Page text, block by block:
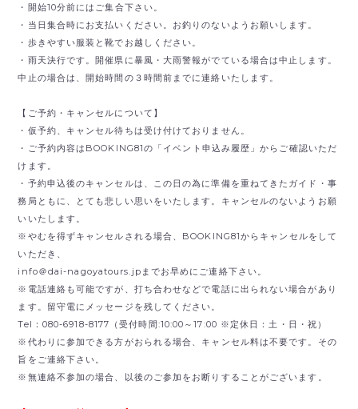
・開始10分前にはご集合下さい。
・当日集合時にお支払いください。お釣りのないようお願いします。
・歩きやすい服装と靴でお越しください。
・雨天決行です。開催県に暴風・大雨警報がでている場合は中止します。
中止の場合は、開始時間の３時間前までに連絡いたします。
【ご予約・キャンセルについて】
・仮予約、キャンセル待ちは受け付けておりません。
・ご予約内容はBOOKING81の「イベント申込み履歴」からご確認いただ
けます。
・予約申込後のキャンセルは、この日の為に準備を重ねてきたガイド・事
務局ともに、とても悲しい思いをいたします。キャンセルのないようお願
いいたします。
※やむを得ずキャンセルされる場合、BOOKING81からキャンセルをして
いただき、
info＠dai-nagoyatours.jpまでお早めにご連絡下さい。
※電話連絡も可能ですが、打ち合わせなどで電話に出られない場合があり
ます。留守電にメッセージを残してください。
Tel：080-6918-8177（受付時間:10:00～17:00 ※定休日：土・日・祝）
※代わりに参加できる方がおられる場合、キャンセル料は不要です。その
旨をご連絡下さい。
※無連絡不参加の場合、以後のご参加をお断りすることがございます。